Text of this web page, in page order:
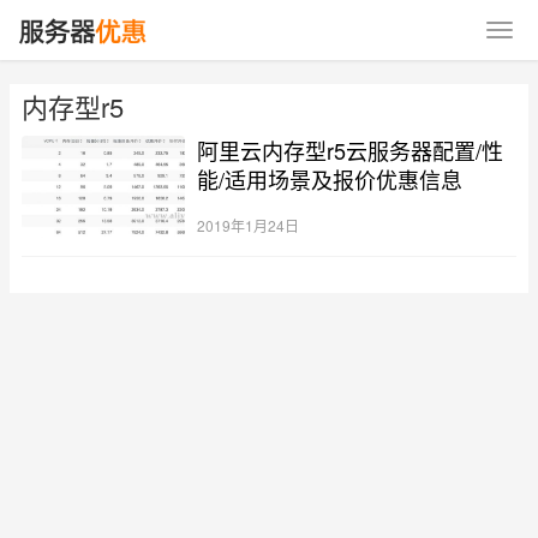
内存型r5
阿里云内存型r5云服务器配置/性
能/适用场景及报价优惠信息
2019年1月24日